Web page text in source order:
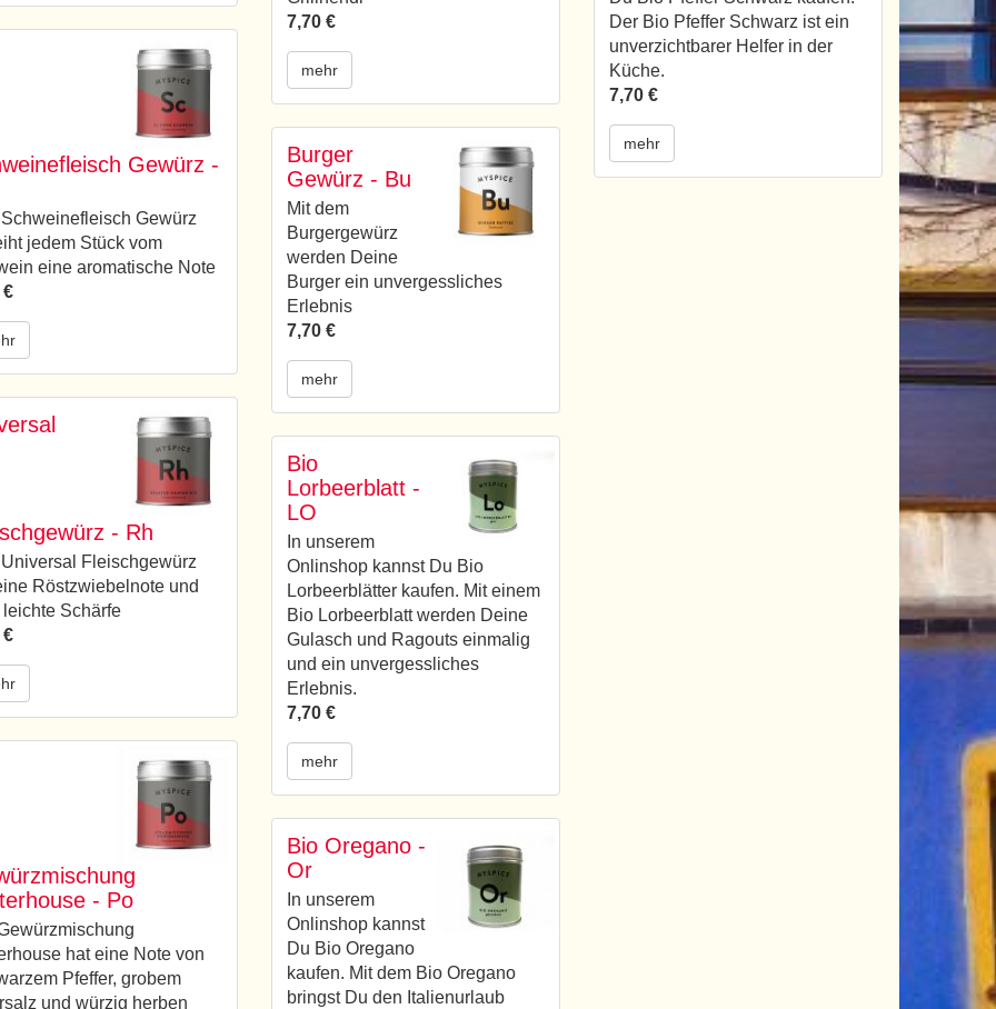
Gewürz -
Gewürz
jedem Stück vom
eine aromatische Note
€
- Rh
Fleischgewürz
Röstzwiebelnote und
Schärfe
€
- Po
hat eine Note von
Pfeffer, grobem
und würzig herben
7,70 €
mehr
Burger
Gewürz - Bu
Mit dem
Burgergewürz
werden Deine
Burger ein unvergessliches
Erlebnis
7,70 €
mehr
Bio
Lorbeerblatt -
LO
In unserem
Onlinshop kannst Du Bio
Lorbeerblätter kaufen. Mit einem
Bio Lorbeerblatt werden Deine
Gulasch und Ragouts einmalig
und ein unvergessliches
Erlebnis.
7,70 €
mehr
Bio Oregano -
Or
In unserem
Onlinshop kannst
Du Bio Oregano
kaufen. Mit dem Bio Oregano
bringst Du den Italienurlaub
Der Bio Pfeffer Schwarz ist ein
unverzichtbarer Helfer in der
Küche.
7,70 €
mehr